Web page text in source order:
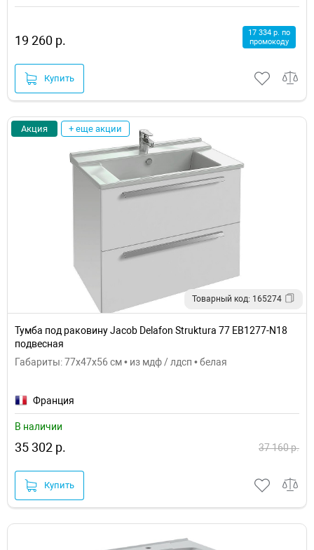
19 260 р.
17 334 р. по
промокоду
Купить
Акция + еще акции
Товарный код: 165274
Тумба под раковину Jacob Delafon Struktura 77 EB1277-N18
подвесная
Габариты: 77x47x56 см • из мдф / лдсп • белая
Франция
В наличии
35 302 р. 37 160 р.
Купить